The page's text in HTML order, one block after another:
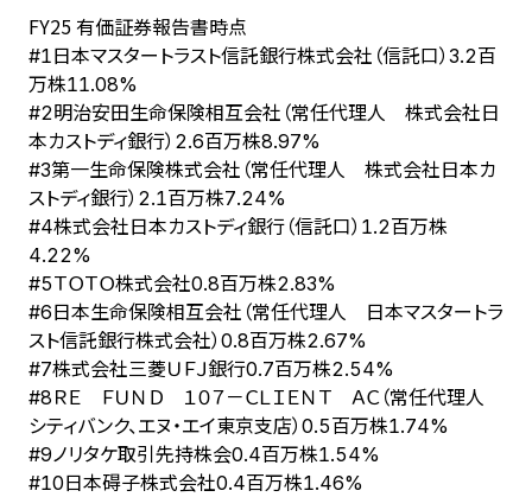
FY25 有価証券報告書時点
#1日本マスタートラスト信託銀行株式会社（信託口） 3.2百
万株11.08%
#2明治安田生命保険相互会社（常任代理人 株式会社日
本カストディ銀行） 2.6百万株8.97%
#3第一生命保険株式会社（常任代理人 株式会社日本カ
ストディ銀行） 2.1百万株7.24%
#4株式会社日本カストディ銀行（信託口） 1.2百万株
4.22%
#5ＴＯＴＯ株式会社0.8百万株2.83%
#6日本生命保険相互会社（常任代理人 日本マスタートラ
スト信託銀行株式会社） 0.8百万株2.67%
#7株式会社三菱ＵＦＪ銀行0.7百万株2.54%
#8 ＲＥ ＦＵＮＤ １０７－ＣＬＩＥＮＴ ＡＣ（常任代理人
シティバンク、エヌ・エイ東京支店） 0.5百万株1.74%
#9ノリタケ取引先持株会0.4百万株1.54%
#10日本碍子株式会社0.4百万株1.46%